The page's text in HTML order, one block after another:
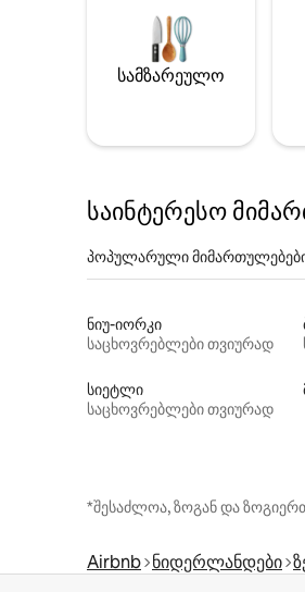
სამზარეულო
საინტერესო
პოპულარული
ნიუ-იორკი
საცხოვრებლები თვიურად
სიეტლი
საცხოვრებლები თვიურად
*შესაძლოა, ზოგან და
Airbnb ნიდერლანდები